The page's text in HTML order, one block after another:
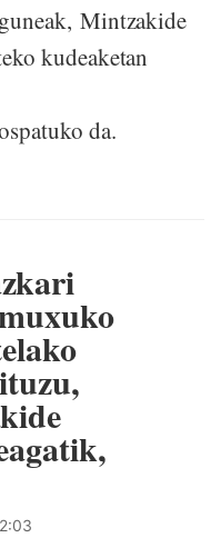
Mintzakide
kudeaketan
da.